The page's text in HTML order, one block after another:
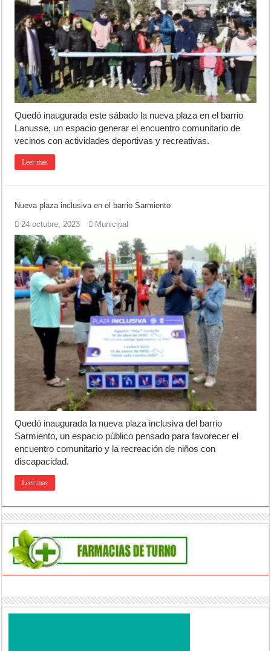
Jubilación en Argentina: qué requisitos exige ANSES para acceder al
Opinión: Buscando una mejor educación ambiental
Cédulas de identidad: residentes uruguayos avanzan con su
Quedó inaugurada este sábado la nueva plaza en el barrio
Lanusse, un espacio generar el encuentro comunitario de
vecinos con actividades deportivas y recreativas.
Leer mas
Nueva plaza inclusiva en el barrio Sarmiento
24 octubre, 2023 Municipal
Quedó inaugurada la nueva plaza inclusiva del barrio
Sarmiento, un espacio público pensado para favorecer el
encuentro comunitario y la recreación de niños con
discapacidad.
Leer mas